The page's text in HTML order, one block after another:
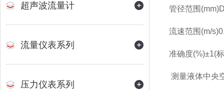
超声波流量计
流量仪表系列
压力仪表系列
管径范围
流速范围(m/
准确度(%)±1(
测量液体中央